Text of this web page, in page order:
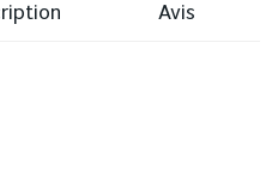
Avis